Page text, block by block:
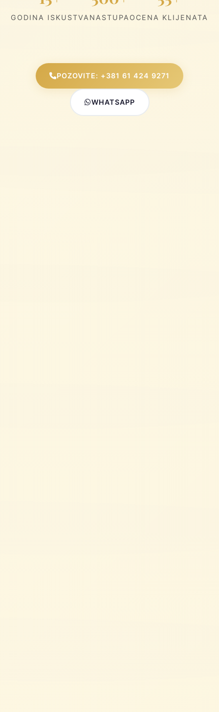
GODINA ISKUSTVA NASTUPA OCENA KLIJENATA
POZOVITE: +381 61 424 9271
WHATSAPP